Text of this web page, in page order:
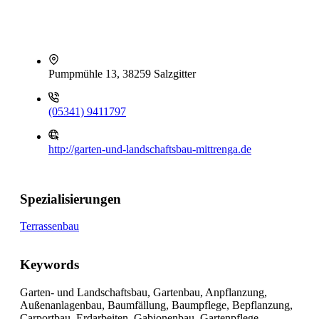
Pumpmühle 13, 38259 Salzgitter
(05341) 9411797
http://garten-und-landschaftsbau-mittrenga.de
Spezialisierungen
Terrassenbau
Keywords
Garten- und Landschaftsbau, Gartenbau, Anpflanzung,
Außenanlagenbau, Baumfällung, Baumpflege, Bepflanzung,